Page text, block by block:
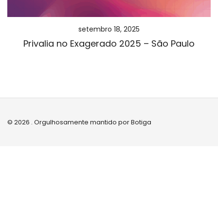
setembro 18, 2025
Privalia no Exagerado 2025 – São Paulo
© 2026 . Orgulhosamente mantido porBotiga